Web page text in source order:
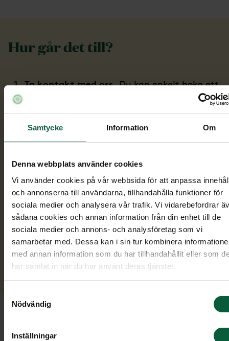
Samtycke Information Om
Denna webbplats använder cookies
Vi använder cookies på vår webbsida för att anpassa
och annonserna till användarna, tillhandahålla funktioner för
sociala medier och analysera vår trafik. Vi vidarebefordrar
sådana cookies och annan information från din enhet till de
sociala medier och annons- och analysföretag som vi
samarbetar med. Dessa kan i sin tur kombinera
med annan information som du har tillhandahållit eller som
har samlat in när du har använt deras tjänster.
Nödvändig
Inställningar
Hur går det till?
Ta kontakt med oss.Du kan enkelt boka ett
tillsammans igenom hur begravningen ska
du har och vi hjälper dig att tänka igenom
detaljerna i lugn och ro.
Ceremoni och gravsättning.Vi ansvarar för
begravningen genomförs enligt det vi har
kommit överens om. Sedan säkerställer vi att
gravsättningen genomförs som planerat. Om
vill ha hjälp med gravsten kan vi även hjälpa
att ordna det.
Att tänka på vid begravning av ett